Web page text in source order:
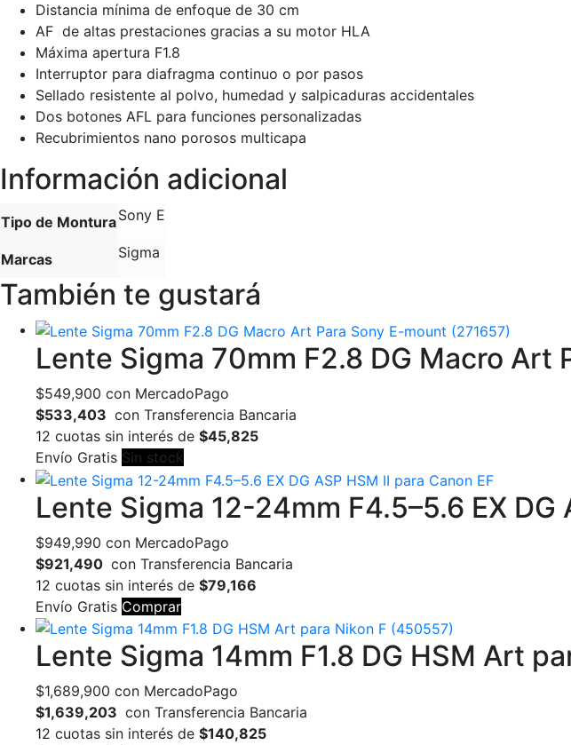
Distancia mínima de enfoque de 30 cm
AF de altas prestaciones gracias a su motor HLA
Máxima apertura F1.8
Interruptor para diafragma continuo o por pasos
Sellado resistente al polvo, humedad y salpicaduras accidentales
Dos botones AFL para funciones personalizadas
Recubrimientos nano porosos multicapa
Información adicional
Tipo de MonturaSony E
Marcas Sigma
También te gustará
Lente Sigma 70mm F2.8 DG Macro Art
$549,900 con MercadoPago
$533,403 con Transferencia Bancaria
12 cuotas sin interés de $45,825
Envío Gratis Sin stock
Lente Sigma 12-24mm F4.5–5.6 EX DG
$949,990 con MercadoPago
$921,490 con Transferencia Bancaria
12 cuotas sin interés de $79,166
Envío Gratis Comprar
Lente Sigma 14mm F1.8 DG HSM Art
$1,689,900 con MercadoPago
$1,639,203 con Transferencia Bancaria
12 cuotas sin interés de $140,825